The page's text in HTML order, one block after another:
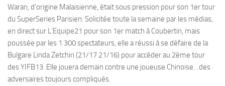
Waran, d’origine Malaisienne, était sous pression pour son 1er tour
du SuperSeries Parisien. Solicitée toute la semaine par les médias,
en direct sur L’Equipe21 pour son 1er match à Coubertin, mais
poussée par les 1 300 spectateurs, elle a réussi à se défaire de la
Bulgare Linda Zetchiri (21/17 21/16) pour accéder au 2ème tour
des YIFB13. Elle jouera demain contre une joueuse Chinoise…des
adversaires toujours compliqués.